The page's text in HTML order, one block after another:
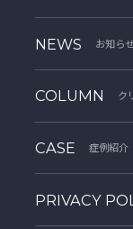
NEWS お知らせ
COLUMN ク
CASE 症例紹介
PRIVACY